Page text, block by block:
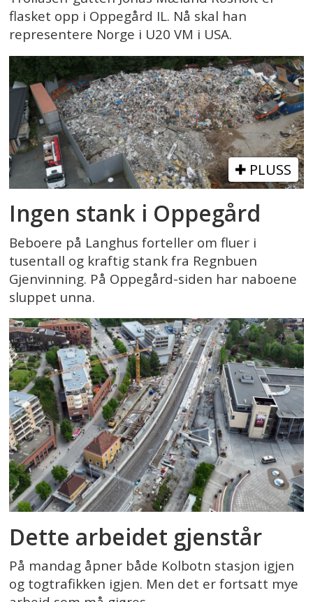
flasket opp i Oppegård IL. Nå skal han
representere Norge i U20 VM i USA.
PLUSS
Ingen stank i Oppegård
Beboere på Langhus forteller om fluer i
tusentall og kraftig stank fra Regnbuen
Gjenvinning. På Oppegård-siden har naboene
sluppet unna.
Dette arbeidet gjenstår
På mandag åpner både Kolbotn stasjon igjen
og togtrafikken igjen. Men det er fortsatt mye